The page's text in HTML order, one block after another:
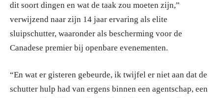
dit soort dingen en wat de taak zou moeten zijn,”
verwijzend naar zijn 14 jaar ervaring als elite
sluipschutter, waaronder als bescherming voor de
Canadese premier bij openbare evenementen.
“En wat er gisteren gebeurde, ik twijfel er niet aan dat de
schutter hulp had van ergens binnen een agentschap, een